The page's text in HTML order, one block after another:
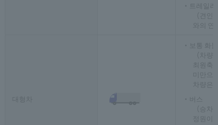
트레일러
（견
와의
보통 화
（차
최원축
미만으
차량은
버스
（승
정원이